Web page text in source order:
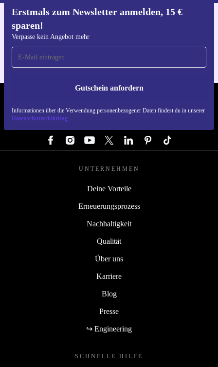
Erstmals zum Newsletter anmelden, 15 €
sparen!
Verpasse kein Angebot mehr
Gutschein anfordern
Informationen über die Verwendung personenbezogener Daten findest du in unserer
Datenschutzerklärung
Für iOS und Android
UNTERNEHMEN
Deine Vorteile
Erneuerungsprozess
Nachhaltigkeit
Qualität
Über uns
Karriere
Blog
Presse
↪ Engineering
SCHNELLE HILFE